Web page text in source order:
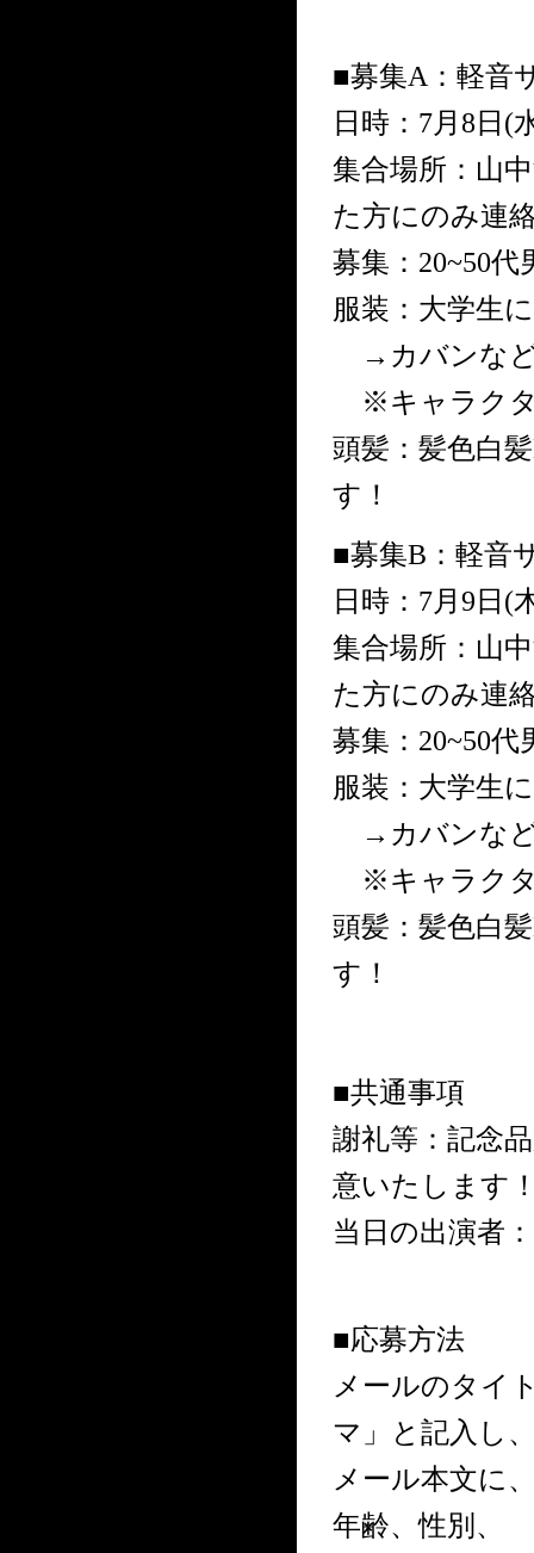
■募集A：軽音
日時：7月8日(
集合場所：山
た方にのみ連
募集：20~50代
服装：大学生
→カバンなど
※キャラクタ
頭髪：髪色白
す！
■募集B：軽音
日時：7月9日(
集合場所：山
た方にのみ連
募集：20~50代
服装：大学生
→カバンなど
※キャラクタ
頭髪：髪色白
す！
■共通事項
謝礼等：記念
意いたします
当日の出演者
■応募方法
メールのタイ
マ」と記入し
メール本文に
年齢、性別、